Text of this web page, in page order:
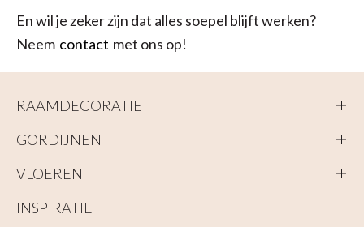
En wil je zeker zijn dat alles soepel blijft werken?
Neem contact met ons op!
RAAMDECORATIE
GORDIJNEN
VLOEREN
INSPIRATIE